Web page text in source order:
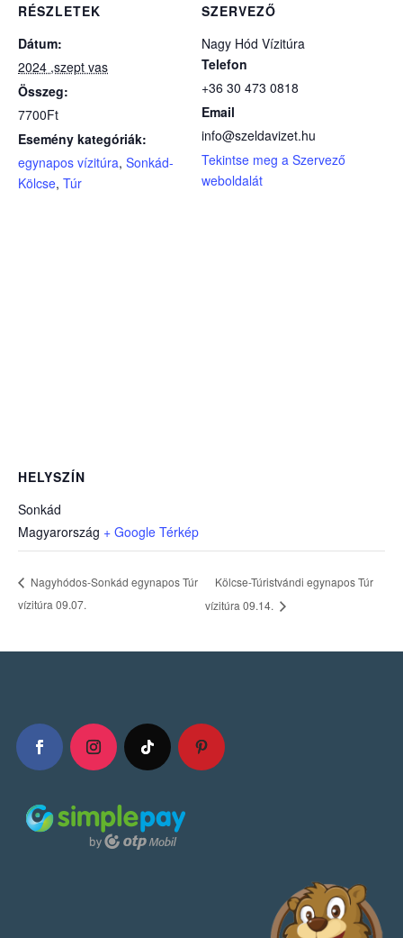
RÉSZLETEK
Dátum:
2024 ,szept vas
Összeg:
7700Ft
Esemény kategóriák:
egynapos vízitúra, Sonkád-
Kölcse, Túr
SZERVEZŐ
Nagy Hód Vízitúra
Telefon
+36 30 473 0818
Email
info@szeldavizet.hu
Tekintse meg a Szervező
weboldalát
HELYSZÍN
Sonkád
Magyarország + Google Térkép
Nagyhódos-Sonkád egynapos Túr
vízitúra 09.07.
Kölcse-Túristvándi egynapos Túr
vízitúra 09.14.